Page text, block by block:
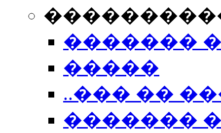
�������
�����
..��� ��
�������